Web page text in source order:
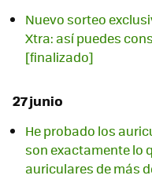
Nuevo sorteo
Xtra: así puedes
[finalizado]
27 junio
He probado los
son exactamente lo
auriculares de más